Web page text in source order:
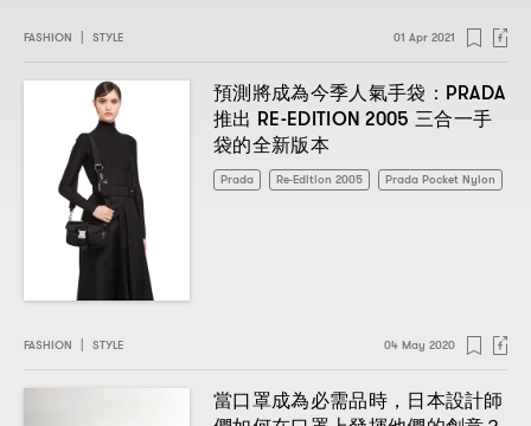
FASHION STYLE 01 Apr 2021
預測將成為今季人氣手袋 ：PRADA
推出 RE-EDITION 2005三合一手
袋的全新版本
Prada Re-Edition 2005 Prada Pocket Nylon
FASHION STYLE 04 May 2020
當口罩成為必需品時， 日本設計師